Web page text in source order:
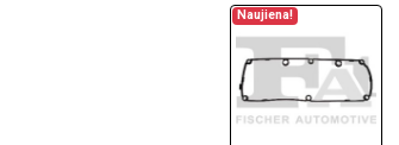
Naujiena!